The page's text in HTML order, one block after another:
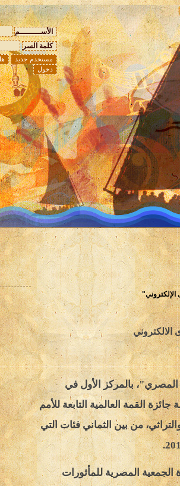
الأســـــــــم
كلمة السر
"
الالكتروني
المصري"، بالمركز الأول في
القمة العالمية التابعة للأمم
من بين الثماني فئات التي
المصرية للمأثورات